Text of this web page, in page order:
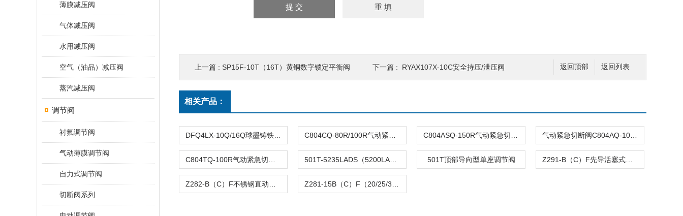
薄膜减压阀
气体减压阀
水用减压阀
空气（油品）减压阀
蒸汽减压阀
调节阀
衬氟调节阀
气动薄膜调节阀
自力式调节阀
切断阀系列
返回列表
返回顶部
上一篇 : SP15F-10T（16T）黄铜数字锁定平衡阀 下一篇 : RYAX107X-10C安全持压/泄压阀
相关产品：
501T顶部导向型单座调节阀